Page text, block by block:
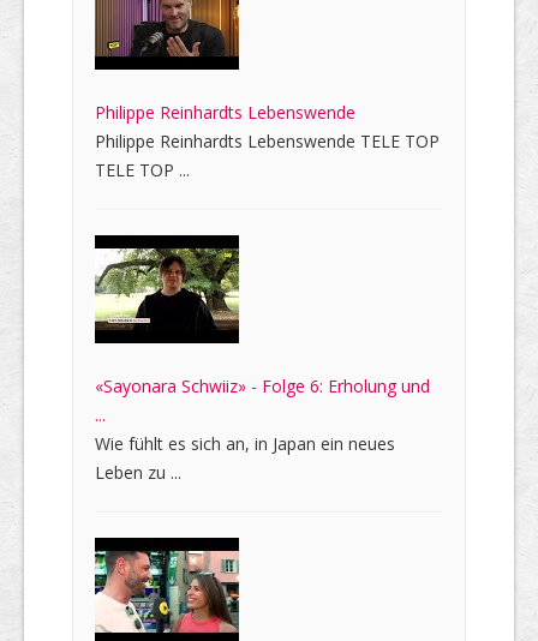
Philippe Reinhardts Lebenswende
Philippe Reinhardts Lebenswende TELE TOP
TELE TOP ...
«Sayonara Schwiiz» - Folge 6: Erholung und
...
Wie fühlt es sich an, in Japan ein neues
Leben zu ...